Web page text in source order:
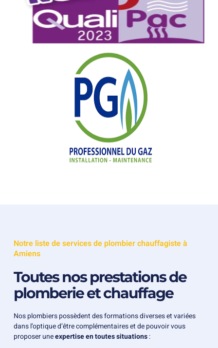
Notre liste de services de plombier chauffagiste à
Amiens
Toutes nos prestations de
plomberie et chauffage
Nos plombiers possèdent des formations diverses et variées
dans l’optique d’être complémentaires et de pouvoir vous
proposer uneexpertise en toutes situations: